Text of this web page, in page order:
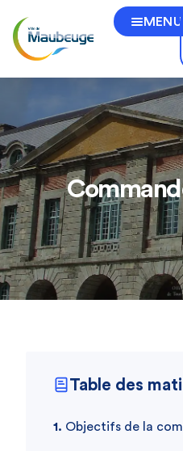
MENU
Table des
Objectifs de la